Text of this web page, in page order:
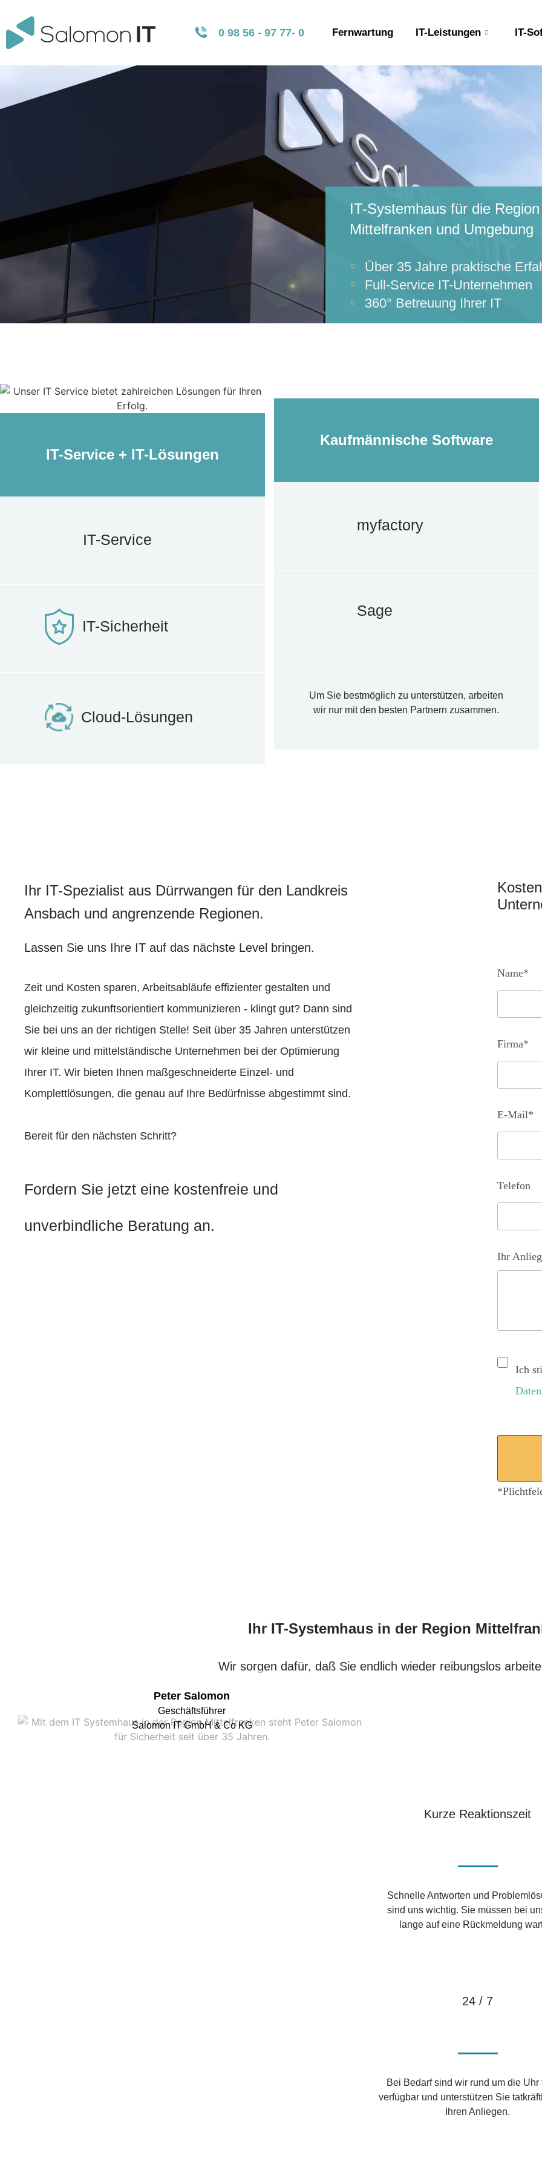
0 98 56 - 97 77- 0 Fernwartung IT-Leistungen IT-
IT-Systemhaus für die Region
Mittelfranken und Umgebung
Über 35 Jahre praktische
Full-Service IT-Unternehmen
360° Betreuung Ihrer IT​
IT-Service + IT-Lösungen
IT-Service
IT-Sicherheit
Cloud-Lösungen
Kaufmännische Software
myfactory
Sage
Um Sie bestmöglich zu unterstützen, arbeiten
wir nur mit den besten Partnern zusammen.
Ihr IT-Spezialist aus Dürrwangen für den Landkreis
Ansbach und angrenzende Regionen.
Lassen Sie uns Ihre IT auf das nächste Level bringen.
Zeit und Kosten sparen, Arbeitsabläufe effizienter gestalten und
gleichzeitig zukunftsorientiert kommunizieren - klingt gut? Dann sind
Sie bei uns an der richtigen Stelle! Seit über 35 Jahren unterstützen
wir kleine und mittelständische Unternehmen bei der Optimierung
Ihrer IT. Wir bieten Ihnen maßgeschneiderte Einzel- und
Komplettlösungen, die genau auf Ihre Bedürfnisse abgestimmt sind.
Bereit für den nächsten Schritt?
Fordern Sie jetzt eine kostenfreie und
unverbindliche Beratung an.
Name*
Firma*
E-Mail*
Telefon
Ihr
Ich
Ihr IT-Systemhaus in der Region
Wir sorgen dafür, daß Sie endlich wieder reibungslos
Peter Salomon
Geschäftsführer
Salomon IT GmbH & Co KG
Kurze Reaktionszeit
Schnelle Antworten und
sind uns wichtig. Sie müssen bei
lange auf eine Rückmeldung
24 / 7
Bei Bedarf sind wir rund um die Uhr
verfügbar und unterstützen Sie
Ihren Anliegen.